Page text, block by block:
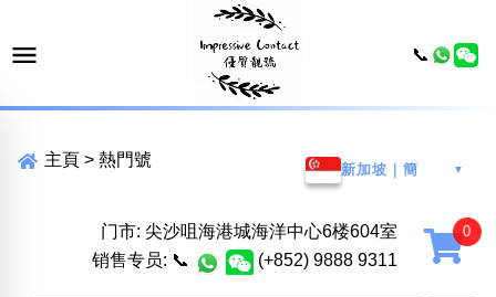
主頁 > 熱門號
新加坡｜簡 ▼
门市: 尖沙咀海港城海洋中心6楼604室
销售专员: 📞 (+852) 9888 9311
📞